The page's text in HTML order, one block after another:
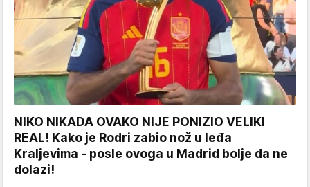
NIKO NIKADA OVAKO NIJE PONIZIO VELIKI
REAL! Kako je Rodri zabio nož u leđa
Kraljevima - posle ovoga u Madrid bolje da ne
dolazi!